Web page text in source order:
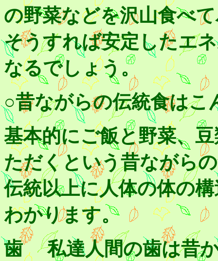
の野菜などを沢山食べ
そうすれば安定したエ
なるでしょう。
○昔ながらの伝統食はこ
基本的にご飯と野菜、
ただくという昔ながら
伝統以上に人体の体の
わかります。
歯 私達人間の歯は昔か